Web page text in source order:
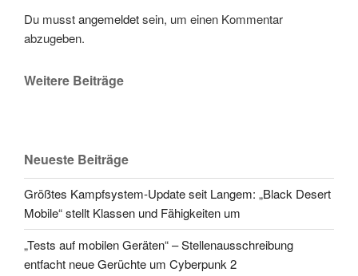
Du musstangemeldetsein, um einen Kommentar
abzugeben.
Weitere Beiträge
Neueste Beiträge
Größtes Kampfsystem-Update seit Langem: „Black Desert
Mobile“ stellt Klassen und Fähigkeiten um
„Tests auf mobilen Geräten“ – Stellenausschreibung
entfacht neue Gerüchte um Cyberpunk 2